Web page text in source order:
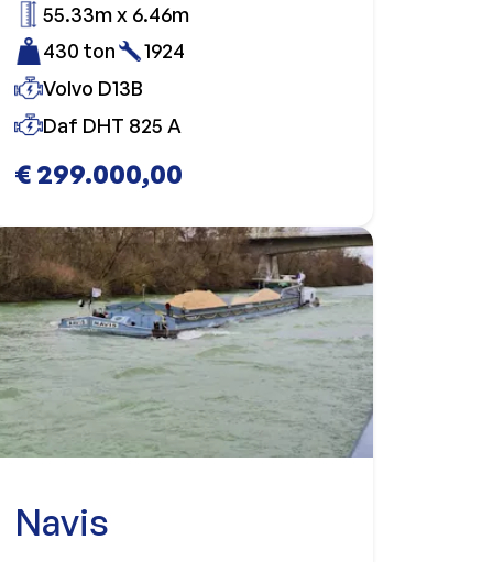
€ 299.000,00
55.33m x 6.46m
430 ton
1924
Volvo D13B
Daf DHT 825 A
Navis